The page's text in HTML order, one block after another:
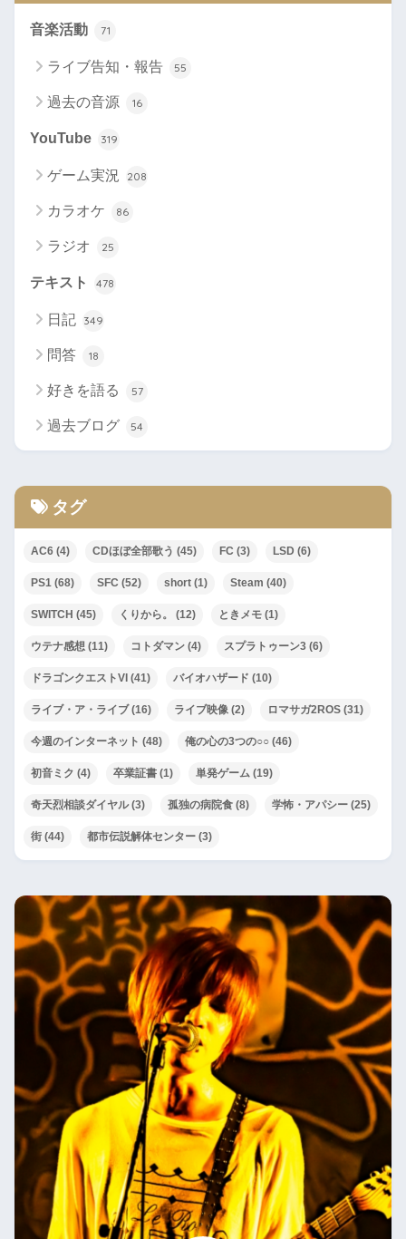
音楽活動 71
ライブ告知・報告 55
過去の音源 16
YouTube 319
ゲーム実況 208
カラオケ 86
ラジオ 25
テキスト 478
日記 349
問答 18
好きを語る 57
過去ブログ 54
タグ
AC6 (4) CDほぼ全部歌う (45) FC (3) LSD (6)
PS1 (68) SFC (52) short (1) Steam (40)
SWITCH (45) くりから。 (12) ときメモ (1)
ウテナ感想 (11) コトダマン (4) スプラトゥーン3 (6)
ドラゴンクエストVI (41) バイオハザード (10)
ライブ・ア・ライブ(16) ライブ映像 (2) ロマサガ2ROS (31)
今週のインターネット (48) 俺の心の3つの○○ (46)
初音ミク (4) 卒業証書 (1) 単発ゲーム (19)
奇天烈相談ダイヤル(3) 孤独の病院食 (8) 学怖・アパシー (25)
街 (44) 都市伝説解体センター (3)